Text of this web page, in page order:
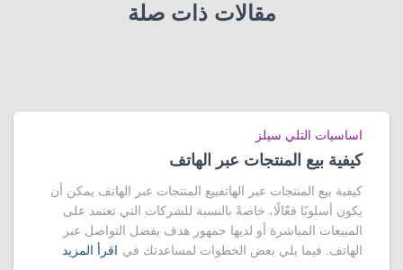
مقالات ذات صلة
اساسيات التلي سيلز
كيفية بيع المنتجات عبر الهاتف
كيفية بيع المنتجات عبر الهاتفبيع المنتجات عبر الهاتف يمكن أن
يكون أسلوبًا فعّالًا، خاصةً بالنسبة للشركات التي تعتمد على
المبيعات المباشرة أو لديها جمهور هدف يفضل التواصل عبر
الهاتف. فيما يلي بعض الخطوات لمساعدتك في اقرأ المزيد